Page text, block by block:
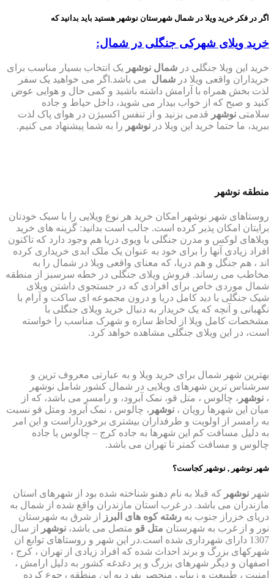
اگر در فکر خرید ویلا در شمال شهرستان نوشهر هستید باید بدانید که
خرید ویلای شهرکی جنگلی در شمال:
خرید این ویلا جنگلی در شمال نوشهر یک انتخاب بسیار مناسب برای
خریداران واقعی ویلا در شمال می باشد.اگر می خواهید یک سفر
لذت بخش همراه با آرامش داشته باشید و کمی حال و هوایی عوض
کنید و صبح که از خواب بیدار می شوید، داخل حیاط و جاده
سلامتی نوشهر قدمی بزنید و از تنفس اکسیژن در هوای پاک لذت
ببرید، ما حتما خرید این ویلا در نوشهر را به شما پیشنهاد می کنیم.
منطقه نوشهر
روستاهای شهر نوشهر امکان خرید هر نوع ویلایی را با سبک خودتان
برایتان امکان پذیر کرده است. جالب است بدانید: گزینه های خرید
ویلاهای لوکس و مدرن جنگلی با ویوی دریا هم وجود دارد که تاکنون
افراد زیادی آنها را برای خود به عنوان یک ملک ابدی خریداری کرده
اند ، هم جنگل و هم دریا، که معنای واقعی ویلا در شمال را به
مخاطب می رساند. فروش ویلای جنگلی در خطه سرسبز از منطقه
شمال موردی خاص برای افرادی که در جستجوی داشتن ویلای
شیک جنگلی با دید کامل دریا و درون مجموعه ای ساکت و آرام با
نگهبانی و آنچه که یک خریدار به دنبال خرید ویلای جنگلی با
مشخصات کامل ویلا از لحاظ سازه و شهرک مناسب را خواسته
است، در این ویلای جنگلی مشاهده خواهد کرد.
بهترین شهر شمال برای خرید ویلا و به عبارتی معروف ترین و
سرشناس ترین شهرهای ویلایی در شمال کشور شامل نوشهر
، نوشهر ، چالوس ، متل قو، نمک آبرود، و رامسر می باشد، که از
میان این شهرها رویان ، نوشهر ، چالوس ، نمک آبرود ومتل قو نسبت
به رامسر از اولویت و طرفداران بیشتری برخورداراست و این امر
به دلیل مسافت کم این شهرها به جاده کرج – چالوس یا جاده
چالوس و مسافت کمتر تا تهران می باشد.
شهر نوشهر , نوشهر کجاست؟
شهر نوشهر که قبلا به نام دهنو شناخته شده بود از شهرهای استان
مازندران می باشد. در غرب استان مازندران واقع شده از شمال به
دریای خزراز جنوب به رشته کوه های البرز
از شرق به شهرستان
نور و از غرب به شهرستان متل قو متصل می باشد، نوشهر
از سال
1307 دارای شهرداری شده است.در این شهر و روستاهای توابع ان
شهرکهای بزرگ و برند احداث شده که افراد زیادی از تهران ، کرج ،
اصفهان و دیگر شهرهای بزرگ و پر دغدغه کشور به دلیل ارامش ،
امنیت ، طبیعت و زیبایی منحصر بفرد به این منطقه رجوع کرده